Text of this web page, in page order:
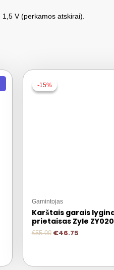
V (perkamos atskirai).
-15%
-15%
Gamintojas
Karštais garais
prietaisas Zyle
€55.00 €46.75